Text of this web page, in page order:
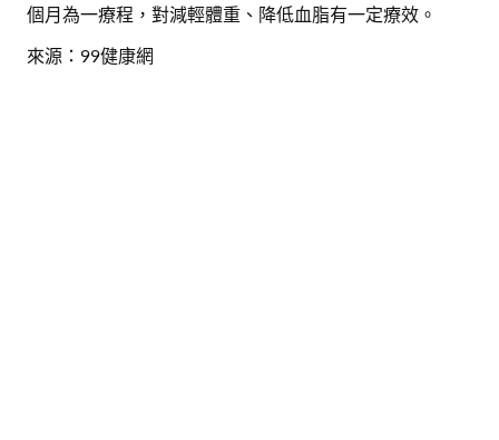
個月為一療程，對減輕體重、降低血脂有一定療效。
來源：99健康網